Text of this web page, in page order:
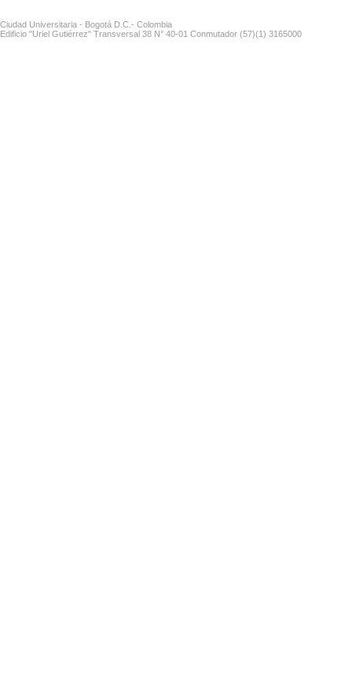
Ciudad Universitaria - Bogotá D.C.- Colombia
Edificio "Uriel Gutiérrez" Transversal 38 N° 40-01 Conmutador (57)(1) 3165000